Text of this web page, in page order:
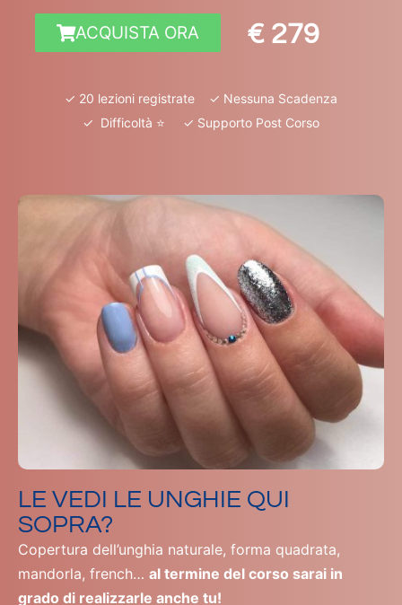
ACQUISTA ORA € 279
✓ 20 lezioni registrate ✓ Nessuna Scadenza
✓ Difficoltà ⭐️ ✓ Supporto Post Corso
LE VEDI LE UNGHIE QUI
SOPRA?
Copertura dell’unghia naturale, forma quadrata,
mandorla, french… al termine del corso sarai in
grado di realizzarle anche tu!